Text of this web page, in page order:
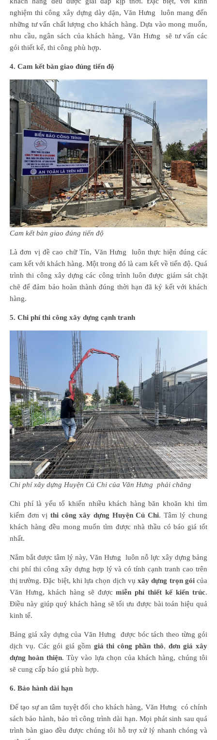
nghiệm thi công xây dựng dày dặn, Văn Hưng luôn mang đến
những tư vấn chất lượng cho khách hàng. Dựa vào mong muốn,
nhu cầu, ngân sách của khách hàng, Văn Hưng sẽ tư vấn các
gói thiết kế, thi công phù hợp.
4. Cam kết bàn giao đúng tiến độ
Cam kết bàn giao đúng tiến độ
Là đơn vị đề cao chữ Tín, Văn Hưng luôn thực hiện đúng các
cam kết với khách hàng. Một trong đó là cam kết về tiến độ. Quá
trình thi công xây dựng các công trình luôn được giám sát chặt
chẽ để đảm bảo hoàn thành đúng thời hạn đã ký kết với khách
hàng.
5. Chi phí thi công xây dựng cạnh tranh
Chi phí xây dựng Huyện Củ Chi của Văn Hưng phải chăng
Chi phí là yếu tố khiến nhiều khách hàng băn khoăn khi tìm
kiếm đơn vị thi công xây dựng Huyện Củ Chi. Tâm lý chung
khách hàng đều mong muốn tìm được nhà thầu có báo giá tốt
nhất.
Nắm bắt được tâm lý này, Văn Hưng luôn nỗ lực xây dựng bảng
chi phí thi công xây dựng hợp lý và có tính cạnh tranh cao trên
thị trường. Đặc biệt, khi lựa chọn dịch vụxây dựng trọn góicủa
Văn Hưng, khách hàng sẽ đượcmiễn phí thiết kế kiến trúc.
Điều này giúp quý khách hàng sẽ tối ưu được bài toán hiệu quả
kinh tế.
Bảng giá xây dựng của Văn Hưng được bóc tách theo từng gói
dịch vụ. Các gói giá gồm giá thi công phần thô,đơn giá xây
dựng hoàn thiện. Tùy vào lựa chọn của khách hàng, chúng tôi
sẽ cung cấp báo giá phù hợp.
6. Bảo hành dài hạn
Để tạo sự an tâm tuyệt đối cho khách hàng, Văn Hưng có chính
sách bảo hành, bảo trì công trình dài hạn. Mọi phát sinh sau quá
trình bàn giao đều được chúng tôi hỗ trợ xử lý nhanh chóng và